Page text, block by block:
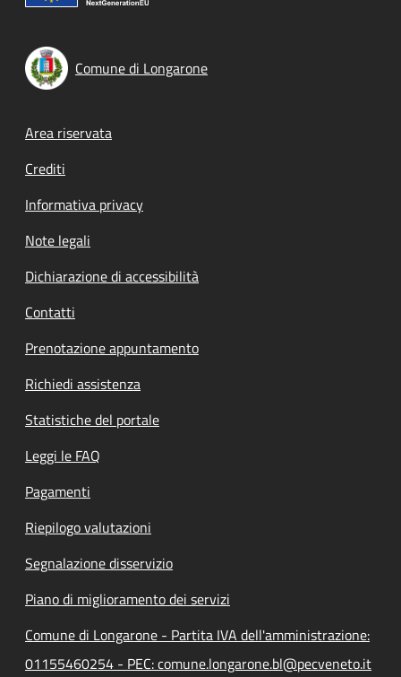
Comune di Longarone
Footer menu
Area riservata
Crediti
Informativa privacy
Note legali
Dichiarazione di accessibilità
Contatti
Prenotazione appuntamento
Richiedi assistenza
Statistiche del portale
Leggi le FAQ
Pagamenti
Riepilogo valutazioni
Segnalazione disservizio
Piano di miglioramento dei servizi
Comune di Longarone - Partita IVA dell'amministrazione:
01155460254 - PEC: comune.longarone.bl@pecveneto.it